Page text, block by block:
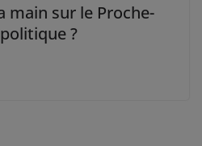
main sur le Proche-
?